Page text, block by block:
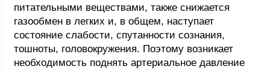
питательными веществами, также снижается
газообмен в легких и, в общем, наступает
состояние слабости, спутанности сознания,
тошноты, головокружения. Поэтому возникает
необходимость поднять артериальное давление